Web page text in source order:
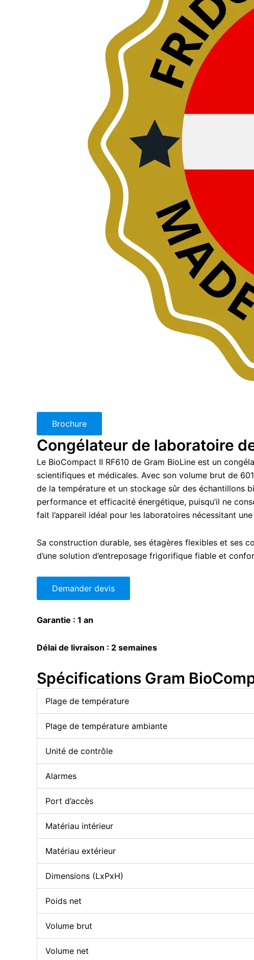
Brochure
Congélateur de laboratoire
Le BioCompact II RF610 de Gram BioLine est un
scientifiques et médicales. Avec son volume brut de
de la température et un stockage sûr des échantillons
performance et efficacité énergétique, puisqu’il ne
fait l’appareil idéal pour les laboratoires nécessitant
Sa construction durable, ses étagères flexibles et ses
d’une solution d’entreposage frigorifique fiable et
Demander devis
Garantie : 1 an
Délai de livraison : 2 semaines
Spécifications Gram
Plage de température
Plage de température ambiante
Unité de contrôle
Alarmes
Port d’accès
Matériau intérieur
Matériau extérieur
Dimensions (LxPxH)
Poids net
Volume brut
Volume net